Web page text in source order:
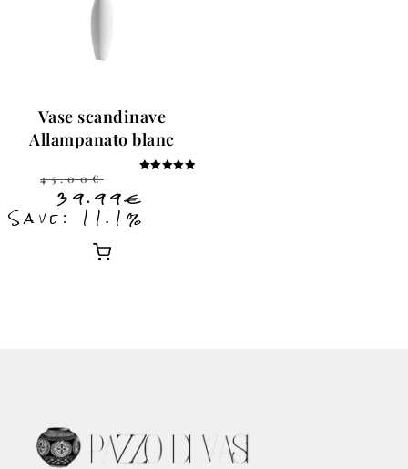
Vase scandinave
Allampanato blanc
45.00€
39.99€
Save: 11.1%